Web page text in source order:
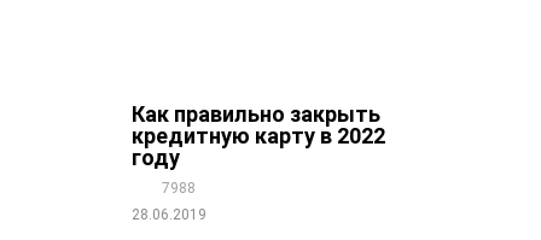
Как правильно закрыть
кредитную карту в 2022
году
7988
28.06.2019